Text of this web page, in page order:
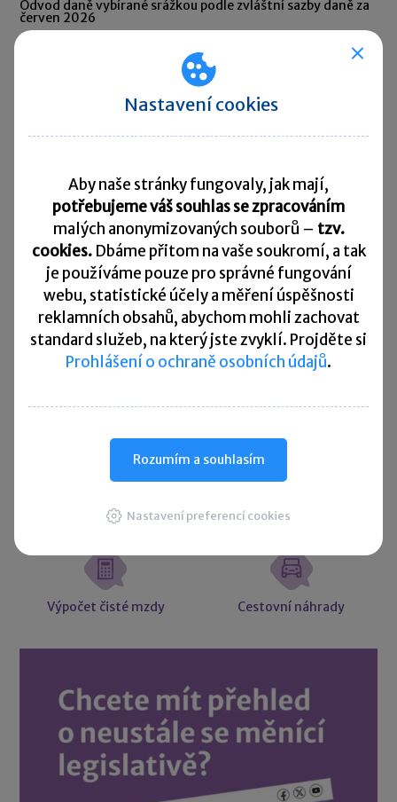
Odvod daně vybírané srážkou podle zvláštní sazby daně za
červen 2026
Splatnost daně za červen 2026
Přehled všech termínů ►
Kurzovní lístek
Načítám
hodnoty
Načítám
hodnoty
Více ▼
Užitečné informace
Účetní souvztažnosti Majetkové daně
Účetní slovníček Vzory smluv
Výpočet čisté mzdy Cestovní náhrady
Nastavení cookies
Aby naše stránky fungovaly, jak mají,
potřebujeme váš souhlas se zpracováním
malých anonymizovaných souborů – tzv.
cookies. Dbáme přitom na vaše soukromí, a tak
je používáme pouze pro správné fungování
webu, statistické účely a měření úspěšnosti
reklamních obsahů, abychom mohli zachovat
standard služeb, na který jste zvyklí. Projděte si
Prohlášení o ochraně osobních údajů.
Rozumím a souhlasím
Nastavení preferencí cookies